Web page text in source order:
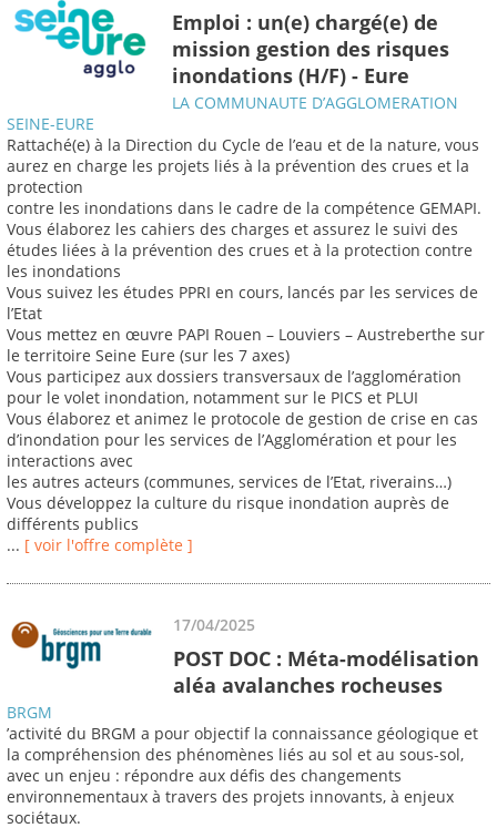
Emploi : un(e) chargé(e) de
mission gestion des risques
inondations (H/F) - Eure
LA COMMUNAUTE D’AGGLOMERATION
SEINE-EURE
Rattaché(e) à la Direction du Cycle de l’eau et de la nature, vous
aurez en charge les projets liés à la prévention des crues et la
protection
contre les inondations dans le cadre de la compétence GEMAPI.
Vous élaborez les cahiers des charges et assurez le suivi des
études liées à la prévention des crues et à la protection contre
les inondations
Vous suivez les études PPRI en cours, lancés par les services de
l’Etat
Vous mettez en œuvre PAPI Rouen – Louviers – Austreberthe sur
le territoire Seine Eure (sur les 7 axes)
Vous participez aux dossiers transversaux de l’agglomération
pour le volet inondation, notamment sur le PICS et PLUI
Vous élaborez et animez le protocole de gestion de crise en cas
d’inondation pour les services de l’Agglomération et pour les
interactions avec
les autres acteurs (communes, services de l’Etat, riverains…)
Vous développez la culture du risque inondation auprès de
différents publics
... [ voir l'offre complète ]
17/04/2025
POST DOC : Méta-modélisation
aléa avalanches rocheuses
BRGM
’activité du BRGM a pour objectif la connaissance géologique et
la compréhension des phénomènes liés au sol et au sous-sol,
avec un enjeu : répondre aux défis des changements
environnementaux à travers des projets innovants, à enjeux
sociétaux.